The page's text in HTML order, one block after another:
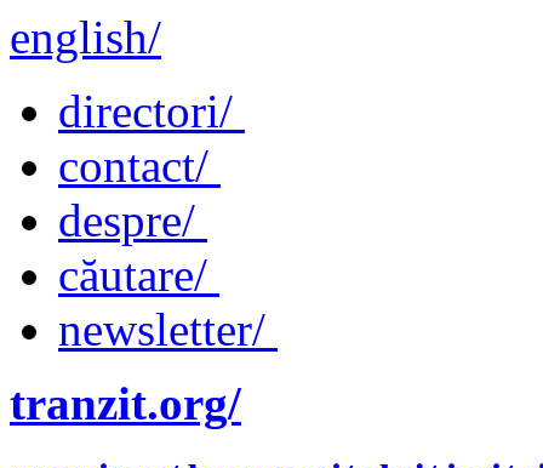
english/
directori/
contact/
despre/
căutare/
newsletter/
tranzit.org/